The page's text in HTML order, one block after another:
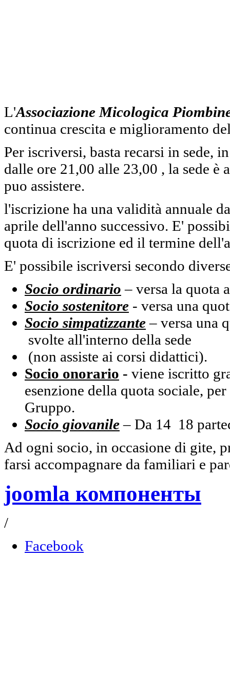
L'Associazione Micologica
continua crescita e miglioramento
Per iscriversi, basta recarsi in sede,
dalle ore 21,00 alle 23,00 , la sede è
puo assistere.
l'iscrizione ha una validità annuale
aprile dell'anno successivo. E'
quota di iscrizione ed il termine
E' possibile iscriversi secondo
Socio ordinario – versa la quota
Socio sostenitore - versa una
Socio simpatizzante– versa una
svolte all'interno della sede
(non assiste ai corsi didattici).
Socio onorario - viene iscritto
esenzione della quota sociale,
Gruppo.
Socio giovanile– Da 14 18
Ad ogni socio, in occasione di gite,
farsi accompagnare da familiari e
joomla компоненты
/
Facebook